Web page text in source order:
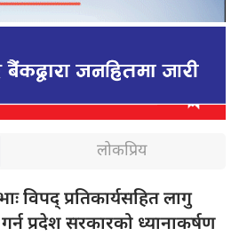
लोकप्रिय
विपद् प्रतिकार्यसहित लागु
प्रदेश सरकारको ध्यानाकर्षण